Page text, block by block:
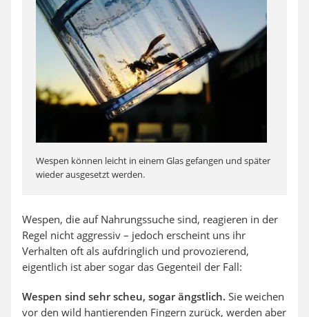
Wespen können leicht in einem Glas gefangen und später
wieder ausgesetzt werden.
Wespen, die auf Nahrungssuche sind, reagieren in der
Regel nicht aggressiv – jedoch erscheint uns ihr
Verhalten oft als aufdringlich und provozierend,
eigentlich ist aber sogar das Gegenteil der Fall:
Wespen sind sehr scheu, sogar ängstlich. Sie weichen
vor den wild hantierenden Fingern zurück, werden aber